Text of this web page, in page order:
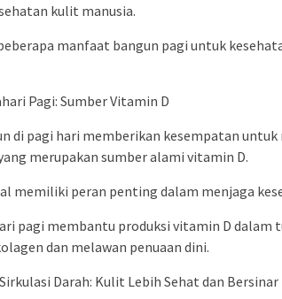
kulit manusia.
manfaat bangun pagi untuk
Pagi: Sumber Vitamin D
di pagi hari memberikan kesempatan
merupakan sumber alami vitamin D.
memiliki peran penting dalam menjaga
pagi membantu produksi vitamin D dalam
dan melawan penuaan dini.
Darah: Kulit Lebih Sehat dan Bersinar